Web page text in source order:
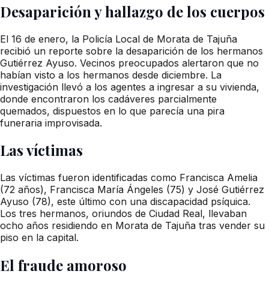
Desaparición y hallazgo de los cuerpos
El 16 de enero, la Policía Local de Morata de Tajuña
recibió un reporte sobre la desaparición de los hermanos
Gutiérrez Ayuso. Vecinos preocupados alertaron que no
habían visto a los hermanos desde diciembre. La
investigación llevó a los agentes a ingresar a su vivienda,
donde encontraron los cadáveres parcialmente
quemados, dispuestos en lo que parecía una pira
funeraria improvisada.
Las víctimas
Las víctimas fueron identificadas como Francisca Amelia
(72 años), Francisca María Ángeles (75) y José Gutiérrez
Ayuso (78), este último con una discapacidad psíquica.
Los tres hermanos, oriundos de Ciudad Real, llevaban
ocho años residiendo en Morata de Tajuña tras vender su
piso en la capital.
El fraude amoroso